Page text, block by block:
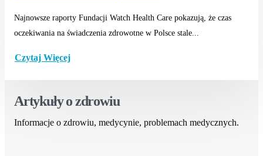
Najnowsze raporty Fundacji Watch Health Care pokazują, że czas
oczekiwania na świadczenia zdrowotne w Polsce stale...
Czytaj Więcej
Artykuły o zdrowiu
Informacje o zdrowiu, medycynie, problemach medycznych.